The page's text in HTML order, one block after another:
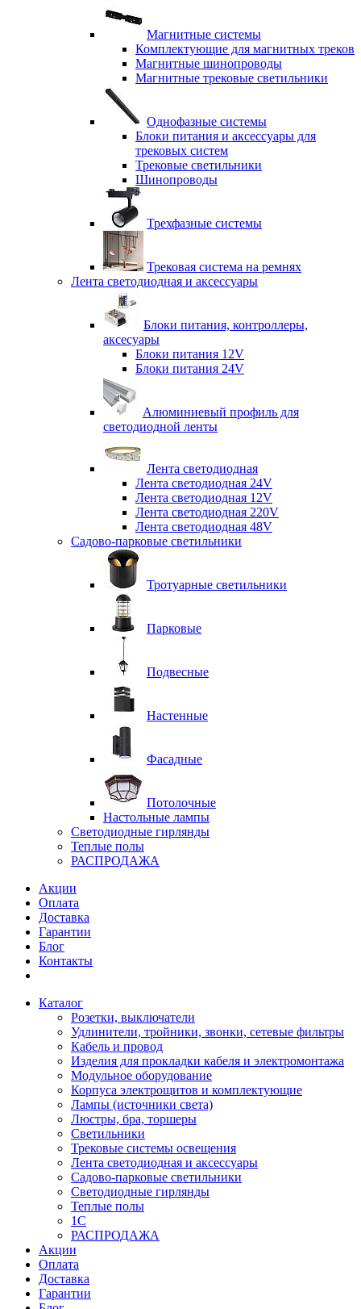
Магнитные системы
Комплектующие для магнитных треков
Магнитные шинопроводы
Магнитные трековые светильники
Однофазные системы
Блоки питания и аксессуары для
трековых систем
Трековые светильники
Шинопроводы
Трехфазные системы
Трековая система на ремнях
Лента светодиодная и аксессуары
Блоки питания, контроллеры,
аксесуары
Блоки питания 12V
Блоки питания 24V
Алюминиевый профиль для
светодиодной ленты
Лента светодиодная
Лента светодиодная 24V
Лента светодиодная 12V
Лента светодиодная 220V
Лента светодиодная 48V
Садово-парковые светильники
Тротуарные светильники
Парковые
Подвесные
Настенные
Фасадные
Потолочные
Настольные лампы
Светодиодные гирлянды
Теплые полы
РАСПРОДАЖА
Акции
Оплата
Доставка
Гарантии
Блог
Контакты
Каталог
Розетки, выключатели
Удлинители, тройники, звонки, сетевые фильтры
Кабель и провод
Изделия для прокладки кабеля и электромонтажа
Модульное оборудование
Корпуса электрощитов и комплектующие
Лампы (источники света)
Люстры, бра, торшеры
Светильники
Трековые системы освещения
Лента светодиодная и аксессуары
Садово-парковые светильники
Светодиодные гирлянды
Теплые полы
1С
РАСПРОДАЖА
Акции
Оплата
Доставка
Гарантии